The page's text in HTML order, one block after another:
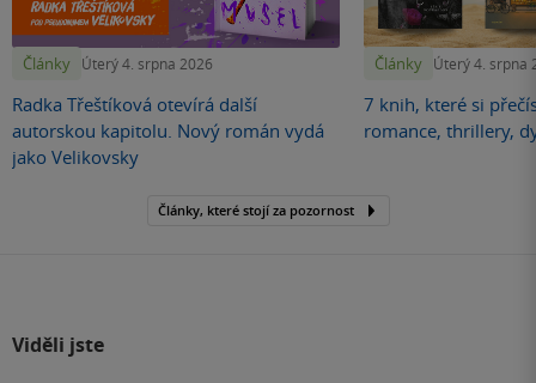
Články Úterý 4. srpna 2026
Radka Třeštíková otevírá další
autorskou kapitolu. Nový román vydá
jako Velikovsky
Články Úterý 4. srpna
7 knih, které si
romance, thrillery,
Články, které stojí za pozornost
Viděli jste